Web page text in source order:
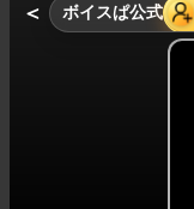
＜ ボイスぱ公式